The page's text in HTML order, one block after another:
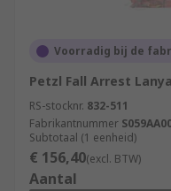
Voorradig bij de
Petzl Fall Arrest
RS-stocknr. 832-511
Fabrikantnummer
Subtotaal (1 eenheid)
€ 156,40(excl. BTW)
Aantal